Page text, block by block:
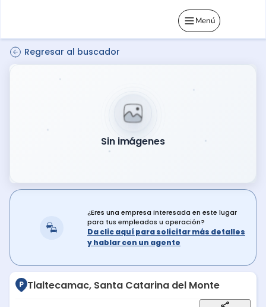
Menú
Regresar al buscador
Sin imágenes
¿Eres una empresa interesada en este lugar
para tus empleados u operación?
Da clic aquí para solicitar más detalles
y hablar con un agente
Tlaltecamac, Santa Catarina del Monte